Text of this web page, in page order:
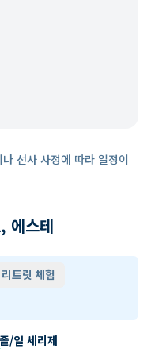
선사 사정에 따라 일정이
에스테
리트릿 체험
/일 세리제